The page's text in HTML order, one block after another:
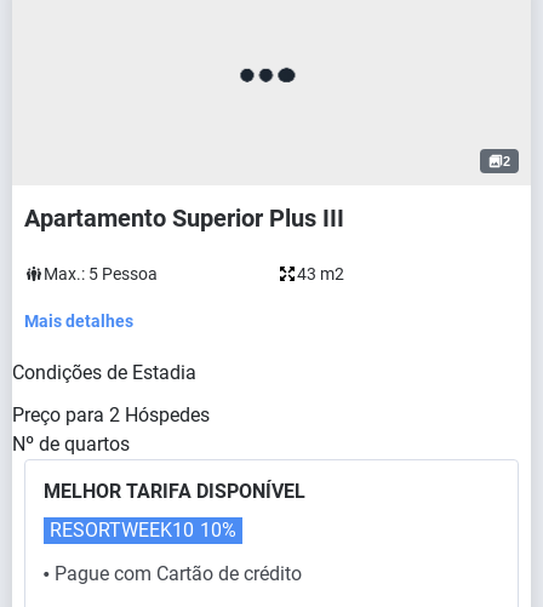
2
Apartamento Superior Plus III
Max.: 5 Pessoa 43 m2
Mais detalhes
Condições de Estadia
Preço para 2 Hóspedes
Nº de quartos
MELHOR TARIFA DISPONÍVEL
⬤ Pague com Cartão de crédito
RESORTWEEK10 10%